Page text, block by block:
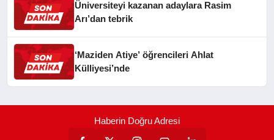
Üniversiteyi kazanan adaylara Rasim
Arı’dan tebrik
‘Maziden Atiye’ öğrencileri Ahlat
Külliyesi’nde
Haberin Doğru Adresi